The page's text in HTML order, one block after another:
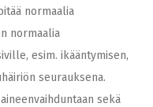
normaalia
normaalia
esim. ikääntymisen,
seurauksena.
sekä